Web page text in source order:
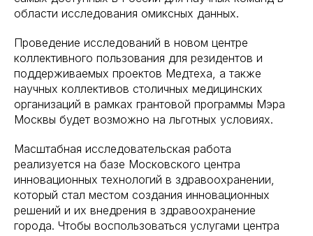
области исследования омиксных данных.
Проведение исследований в новом центре
коллективного пользования для резидентов и
поддерживаемых проектов Медтеха, а также
научных коллективов столичных медицинских
организаций в рамках грантовой программы Мэра
Москвы будет возможно на льготных условиях.
Масштабная исследовательская работа
реализуется на базе Московского центра
инновационных технологий в здравоохранении,
который стал местом создания инновационных
решений и их внедрения в здравоохранение
города. Чтобы воспользоваться услугами центра